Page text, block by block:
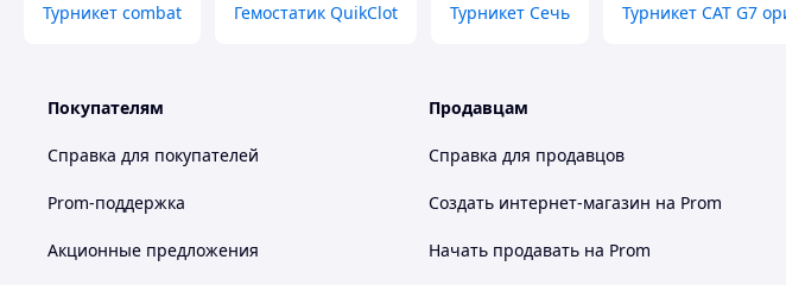
ЛЕНТА ДЛЯ ОБОЗНАЧЕНИЙ
маркера, пользуясь любым острым предметом (патрон, гвоздь и т.д. …)
Турникет combat Гемостатик QuikClot Турникет Сечь Турникет CAT G7
Покупателям
Справка для покупателей
Prom-поддержка
Акционные предложения
Продавцам
Справка для продавцов
Создать интернет-магазин на Prom
Начать продавать на Prom